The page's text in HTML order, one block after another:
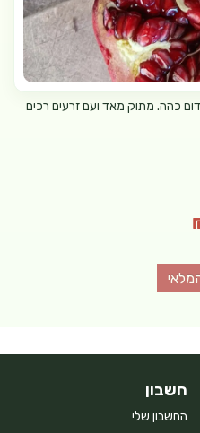
כהה. מתוק מאד ועם זרעים רכים
חשבון
החשבון שלי